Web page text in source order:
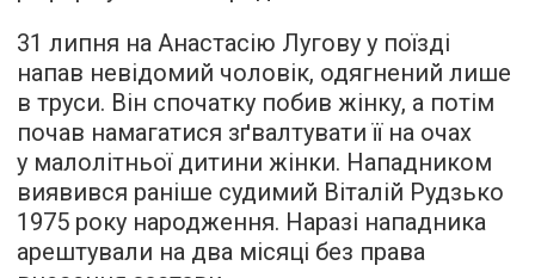
31 липня на Анастасію Лугову у поїзді
напав невідомий чоловік, одягнений лише
в труси. Він спочатку побив жінку, а потім
почав намагатися зґвалтувати її на очах
у малолітньої дитини жінки. Нападником
виявився раніше судимий Віталій Рудзько
1975 року народження. Наразі нападника
арештували на два місяці без права